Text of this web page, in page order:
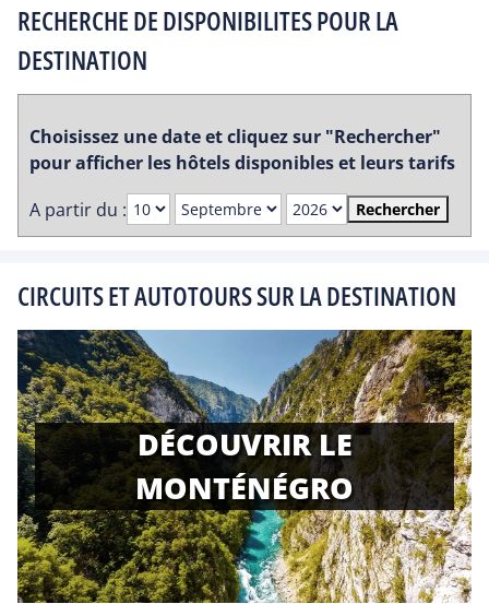
RECHERCHE DE DISPONIBILITES POUR LA
DESTINATION
Choisissez une date et cliquez sur "Rechercher"
pour afficher les hôtels disponibles et leurs tarifs
A partir du :
Rechercher
CIRCUITS ET AUTOTOURS SUR LA DESTINATION
DÉCOUVRIR LE
MONTÉNÉGRO